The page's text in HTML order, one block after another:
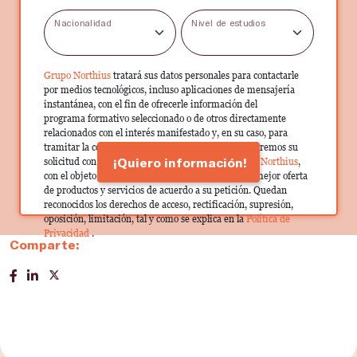
Nacionalidad Nivel de estudios
Grupo Northius tratará sus datos personales para contactarle
por medios tecnológicos, incluso aplicaciones de mensajería
instantánea, con el fin de ofrecerle información del
programa formativo seleccionado o de otros directamente
relacionados con el interés manifestado y, en su caso, para
tramitar la contratación correspondiente. Compartiremos su
solicitud con las empresas que conforman elGrupo Northius,
con el objeto de que estas puedan hacerle llegar la mejor oferta
de productos y servicios de acuerdo a su petición. Quedan
reconocidos los derechos de acceso, rectificación, supresión,
oposición, limitación, tal y como se explica en laPolítica de
Privacidad.
¡Quiero información!
Comparte: